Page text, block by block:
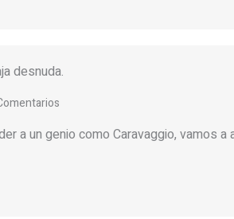
desnuda.
a un genio como Caravaggio, vamos a